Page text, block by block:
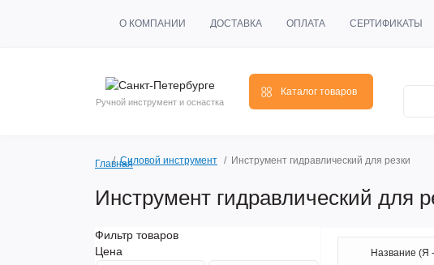
О КОМПАНИИ ДОСТАВКА ОПЛАТА СЕРТИФИКАТЫ
Ручной инструмент и оснастка
Каталог товаров
ГлавнаяСиловой инструмент Инструмент гидравлический для резки
Инструмент гидравлический для
Фильтр товаров
Цена